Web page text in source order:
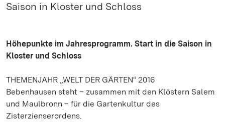
Saison in Kloster und Schloss
Höhepunkte im Jahresprogramm. Start in die Saison in
Kloster und Schloss
THEMENJAHR „WELT DER GÄRTEN“ 2016
Bebenhausen steht – zusammen mit den Klöstern Salem
und Maulbronn – für die Gartenkultur des
Zisterzienserordens.